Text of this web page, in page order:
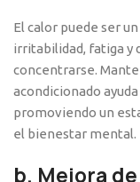
El calor puede ser
irritabilidad, fatiga y
concentrarse.
acondicionado
promoviendo un
el bienestar mental.
b. Mejora